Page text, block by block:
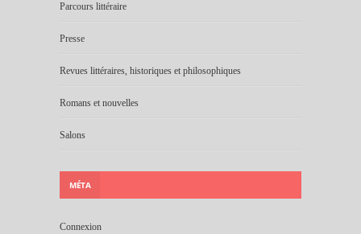
Parcours littéraire
Presse
Revues littéraires, historiques et philosophiques
Romans et nouvelles
Salons
MÉTA
Connexion